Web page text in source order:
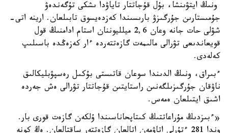
ونىڭ ايتۋىنشا، بۇل قۇجاتتار تاياۋدا ىشكى تۇگەندەۋ
جۇمىستارىن جۇرگىزۋ بارىسىندا كەزدەيسوق تابىلعان. ارينە اتى-
شۋلى حات جانە وعان 2,6 ميلليوننان استام ادامنىڭ قول
قويعاندىعى تۋرالى مالىمەت گازەتتەردە ءار كەزەڭدە باسىلىپ
كەلەدى.
ءبىراق، ونىڭ الدىندا سوعان قاتىستى بۇكىل رەسپۋبليكالىق
ناۋقان جۇرگىزىلگەنىن راستايتىن قۇجاتتار تۋرالى ەش جەردە
اشىق ايتىلعان ەمەس.
«ءبىزدىڭ مۇراعاتتىڭ كىتاپحاناسىندا ۇلكەن گازەت قورى بار.